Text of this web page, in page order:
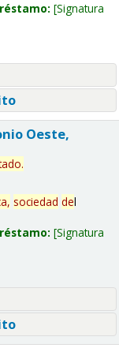
Signatura
Oeste,
.
sociedad del
Signatura